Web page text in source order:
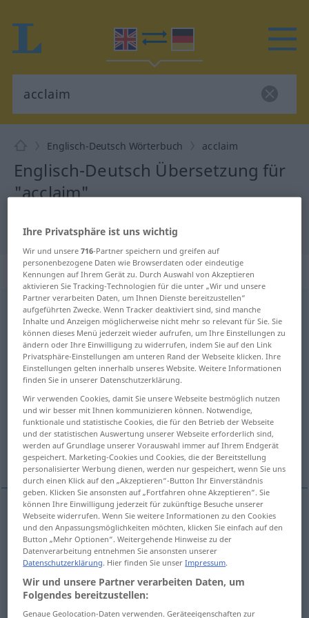
Englisch-Deutsch Wörterbuch acclaim
Englisch-Deutsch Übersetzung für
"acclaim"
"acclaim" Deutsch Übersetzung
„acclaim“: transitive verb
acclaim [əˈkleim]v/t
Übersicht aller Übersetzungen
(Für mehr Details die Übersetzung anklicken/antippen)
feiern, freudig mit Beifall begrüßen
jauchzend ausrufen, durch Zurufe ernennen
Beifall spenden zujauchzen
feiern,freudigodmitBeifall begrüßen
acclaim
applaud
(jemandem)Beifallspendenodzujauchzen
Ihre Privatsphäre ist uns wichtig
Wir und unsere716-Partner speichern und greifen auf
personenbezogene Daten wie Browserdaten oder eindeutige
Kennungen auf Ihrem Gerät zu. Durch Auswahl von Akzeptieren
aktivieren Sie Tracking-Technologien für die unter „Wir und unsere
Partner verarbeiten Daten, um Ihnen Dienste bereitzustellen“
aufgeführten Zwecke. Wenn Tracker deaktiviert sind, sind manche
Inhalte und Anzeigen möglicherweise nicht mehr so relevant für Sie. Sie
können dieses Menü jederzeit wieder aufrufen, um Ihre Einstellungen zu
ändern oder Ihre Einwilligung zu widerrufen, indem Sie auf den Link
Privatsphäre-Einstellungen am unteren Rand der Webseite klicken. Ihre
Einstellungen gelten innerhalb unseres Website. Weitere Informationen
finden Sie in unserer Datenschutzerklärung.
Wir verwenden Cookies, damit Sie unsere Webseite bestmöglich nutzen
und wir besser mit Ihnen kommunizieren können. Notwendige,
funktionale und statistische Cookies, die für den Betrieb der Webseite
und der statistischen Auswertung unserer Webseite erforderlich sind,
werden auf Grundlage unserer Vorauswahl immer auf Ihrem Endgerät
gespeichert. Marketing-Cookies und Cookies, die der Bereitstellung
personalisierter Werbung dienen, werden nur gespeichert, wenn Sie uns
durch einen Klick auf den „Akzeptieren“-Button Ihr Einverständnis
geben. Klicken Sie ansonsten auf „Fortfahren ohne Akzeptieren“. Sie
können Ihre Einwilligung jederzeit für zukünftige Besuche unserer
Webseite widerrufen. Wenn Sie weitere Informationen zu den Cookies
und den Anpassungsmöglichkeiten möchten, klicken Sie einfach auf den
Button „Mehr Optionen“. Weitergehende Hinweise zu der
Datenverarbeitung entnehmen Sie ansonsten unserer
Datenschutzerklärung. Hier finden Sie unserImpressum.
Wir und unsere Partner verarbeiten Daten, um
Folgendes bereitzustellen:
Genaue Geolocation-Daten verwenden. Geräteeigenschaften zur